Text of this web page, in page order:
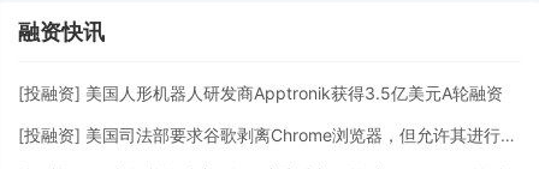
融资快讯
[投融资] 美国人形机器人研发商Apptronik获得3.5亿美元A轮融资
[投融资] 美国司法部要求谷歌剥离Chrome浏览器，但允许其进行AI投资